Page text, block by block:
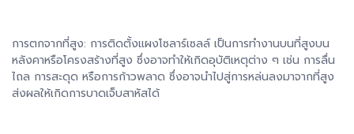
การตกจากที่สูง: การติดตั้งแผงโซลาร์เซลล์ เป็นการทำงานบนที่สูงบน
หลังคาหรือโครงสร้างที่สูง ซึ่งอาจทำให้เกิดอุบัติเหตุต่าง ๆ เช่น การลื่น
ไถล การสะดุด หรือการก้าวพลาด ซึ่งอาจนำไปสู่การหล่นลงมาจากที่สูง
ส่งผลให้เกิดการบาดเจ็บสาหัสได้